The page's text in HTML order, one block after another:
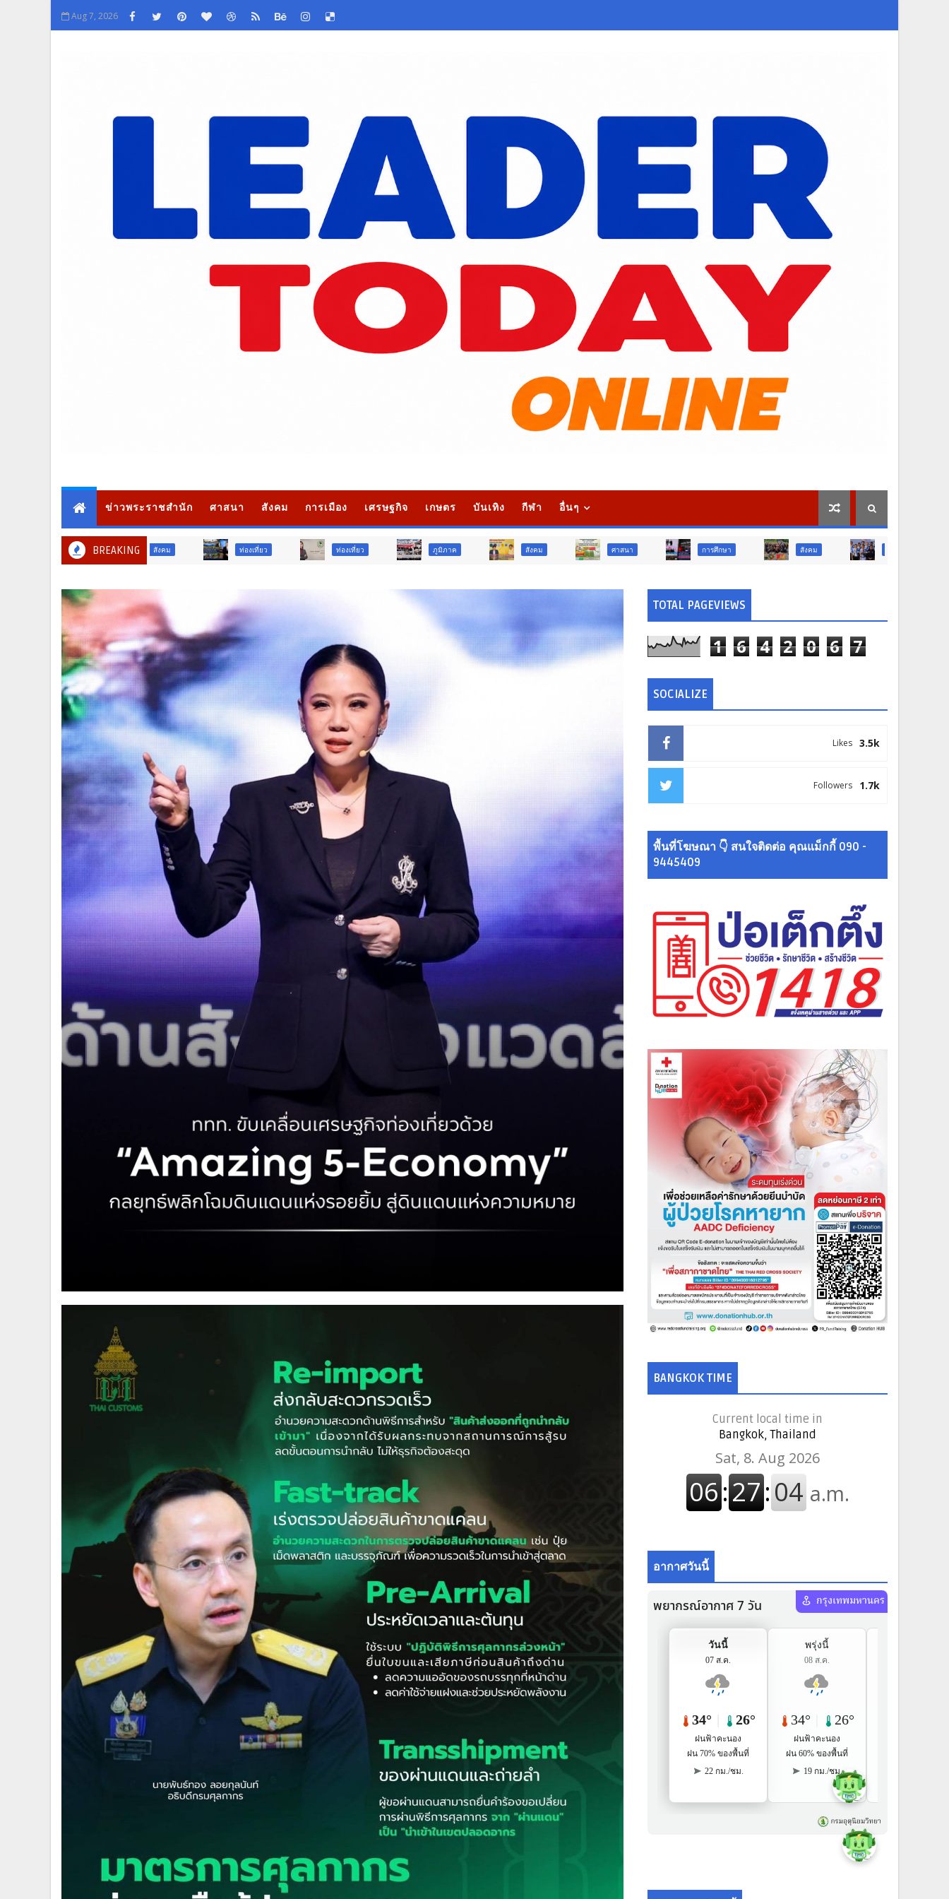
Aug 7, 2026
ข่าวพระราชสำนัก ศาสนา สังคม การเมือง เศรษฐกิจ เกษตร บันเทิง กีฬา อื่นๆ
BREAKING ท่องเที่ยว ท่องเที่ยว ภูมิภาค สังคม ศาสนา การศึกษา สังคม การเมือง
TOTAL PAGEVIEWS
1 6 4 2 0 6 7
SOCIALIZE
3.5k
Likes
1.7k
Followers
พื้นที่โฆษณา 👇 สนใจติดต่อ คุณแม็กกี้ 090 -
9445409
BANGKOK TIME
Current local time in
Bangkok, Thailand
อากาศวันนี้